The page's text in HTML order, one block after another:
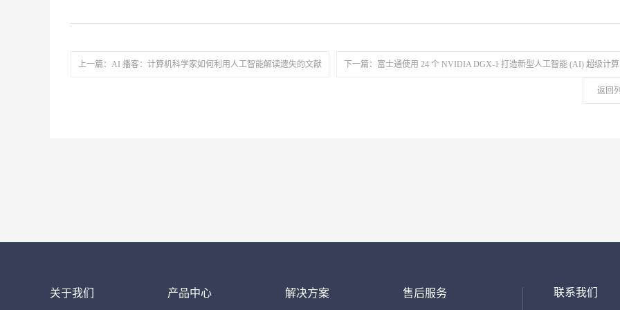
上一篇：AI 播客：计算机科学家如何利用人工智能解读遗失的文献 下一篇：富士通使用 24 个 NVIDIA DGX-1 打造新型人工智能 (AI) 超级计算
返回
关于我们 产品中心 解决方案 售后服务 联系我们